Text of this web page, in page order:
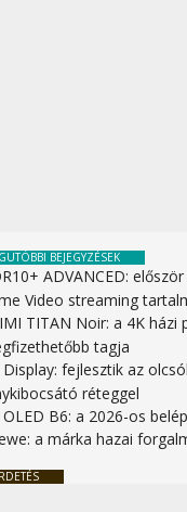
BEJEGYZÉSEK
ADVANCED:
Video streaming
TITAN Noir: a 4K házi
tagja
Display: fejlesztik az
réteggel
OLED B6: a 2026-os
a márka hazai